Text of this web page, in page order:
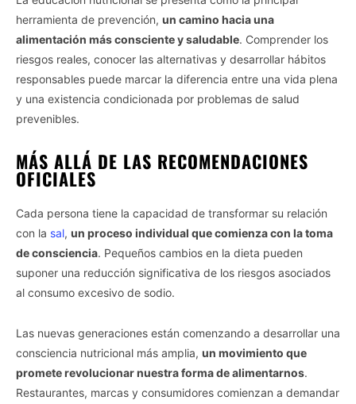
herramienta de prevención, un camino hacia una
alimentación más consciente y saludable. Comprender los
riesgos reales, conocer las alternativas y desarrollar hábitos
responsables puede marcar la diferencia entre una vida plena
y una existencia condicionada por problemas de salud
prevenibles.
MÁS ALLÁ DE LAS RECOMENDACIONES
OFICIALES
Cada persona tiene la capacidad de transformar su relación
con la sal, un proceso individual que comienza con la toma
de consciencia. Pequeños cambios en la dieta pueden
suponer una reducción significativa de los riesgos asociados
al consumo excesivo de sodio.
Las nuevas generaciones están comenzando a desarrollar una
consciencia nutricional más amplia, un movimiento que
promete revolucionar nuestra forma de alimentarnos.
Restaurantes, marcas y consumidores comienzan a demandar